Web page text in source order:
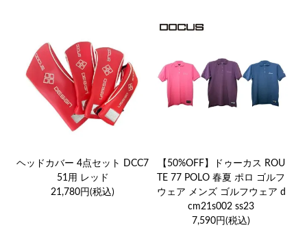
ヘッドカバー 4点セット DCC7
51用 レッド
21,780円(税込)
【50%OFF】ドゥーカス ROU
TE 77 POLO 春夏 ポロ ゴルフ
ウェア メンズ ゴルフウェア d
cm21s002 ss23
7,590円(税込)